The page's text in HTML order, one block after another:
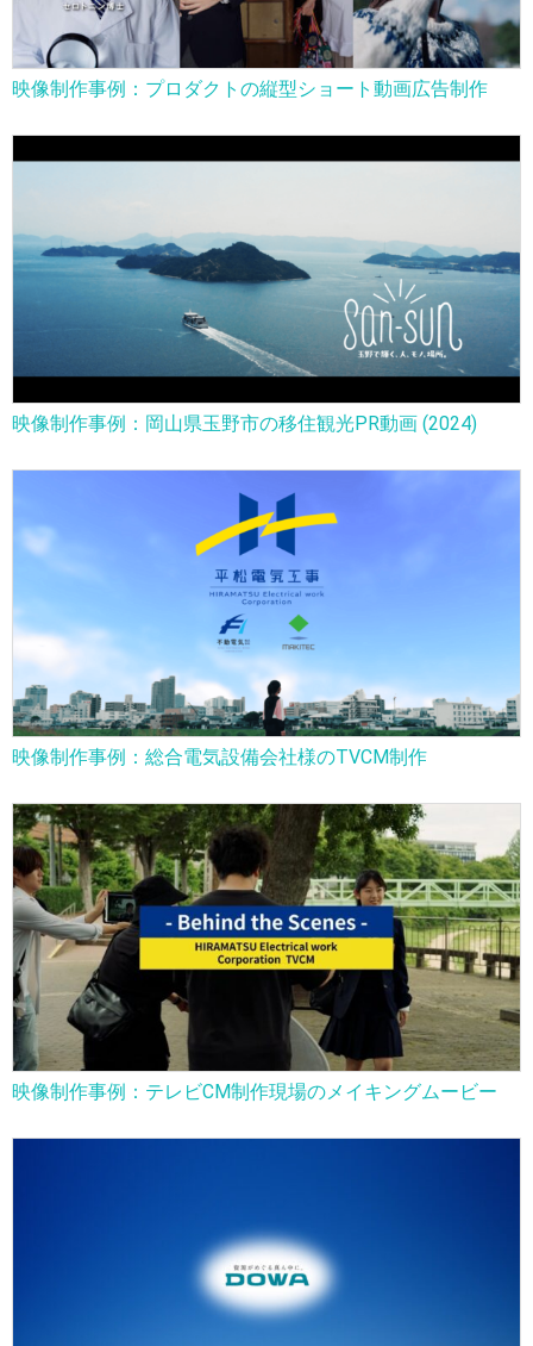
映像制作事例：プロダクトの縦型ショート動画広告制作
映像制作事例：岡山県玉野市の移住観光PR動画 (2024)
映像制作事例：総合電気設備会社様のTVCM制作
映像制作事例：テレビCM制作現場のメイキングムービー